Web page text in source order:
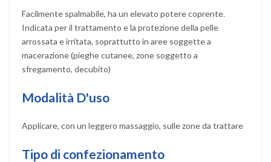
Facilmente spalmabile, ha un elevato potere coprente.
Indicata per il trattamento e la protezione della pelle
arrossata e irritata, soprattutto in aree soggette a
macerazione (pieghe cutanee, zone soggetto a
sfregamento, decubito)
Modalità D'uso
Applicare, con un leggero massaggio, sulle zone da trattare
Tipo di confezionamento